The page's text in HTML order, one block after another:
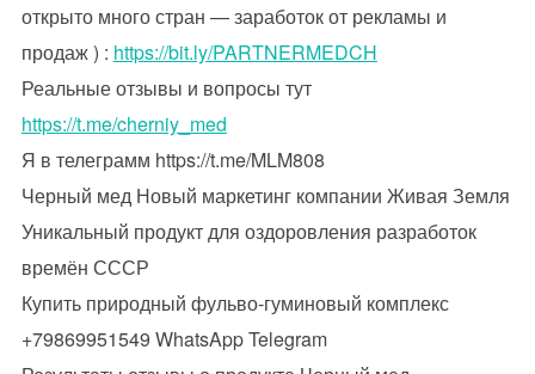
открыто много стран — заработок от рекламы и
продаж ) : https://bit.ly/PARTNERMEDCH
Реальные отзывы и вопросы тут
https://t.me/cherniy_med
Я в телеграмм https://t.me/MLM808
Черный мед Новый маркетинг компании Живая Земля
Уникальный продукт для оздоровления разработок
времён СССР
Купить природный фульво-гуминовый комплекс
+79869951549 WhatsApp Telegram